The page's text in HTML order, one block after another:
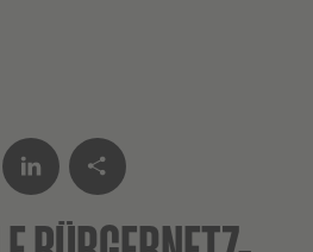
LinkedInTeilen